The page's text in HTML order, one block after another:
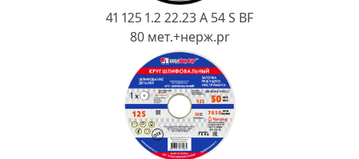
41 125 1.2 22.23 A 54 S BF
80 мет.+нерж.pr